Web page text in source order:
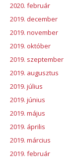
2020. február
2019. december
2019. november
2019. október
2019. szeptember
2019. augusztus
2019. július
2019. június
2019. május
2019. április
2019. március
2019. február